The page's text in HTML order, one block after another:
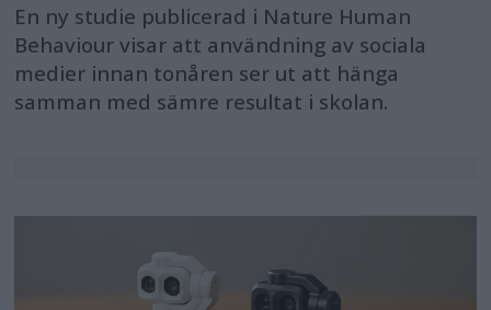
En ny studie publicerad i Nature Human
Behaviour visar att användning av sociala
medier innan tonåren ser ut att hänga
samman med sämre resultat i skolan.